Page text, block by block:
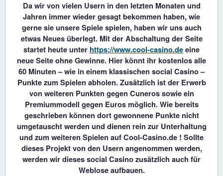
Da wir von vielen Usern in den letzten Monaten und
Jahren immer wieder gesagt bekommen haben, wie
gerne sie unsere Spiele spielen, haben wir uns auch
etwas Neues überlegt. Mit der Abschaltung der Seite
startet heute unter https://www.cool-casino.deeine
neue Seite ohne Gewinne. Hier könnt ihr kostenlos alle
60 Minuten – wie in einem klassischen social Casino –
Punkte zum Spielen abholen. Zusätzlich ist der Erwerb
von weiteren Punkten gegen Cuneros sowie ein
Premiummodell gegen Euros möglich. Wie bereits
geschrieben können dort gewonnene Punkte nicht
umgetauscht werden und dienen rein zur Unterhaltung
und zum weiteren Spielen auf Cool-Casino.de ! Sollte
dieses Projekt von den Usern angenommen werden,
werden wir dieses social Casino zusätzlich auch für
Weblose aufbauen.